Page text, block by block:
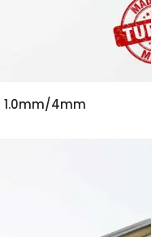
1.0mm/4mm